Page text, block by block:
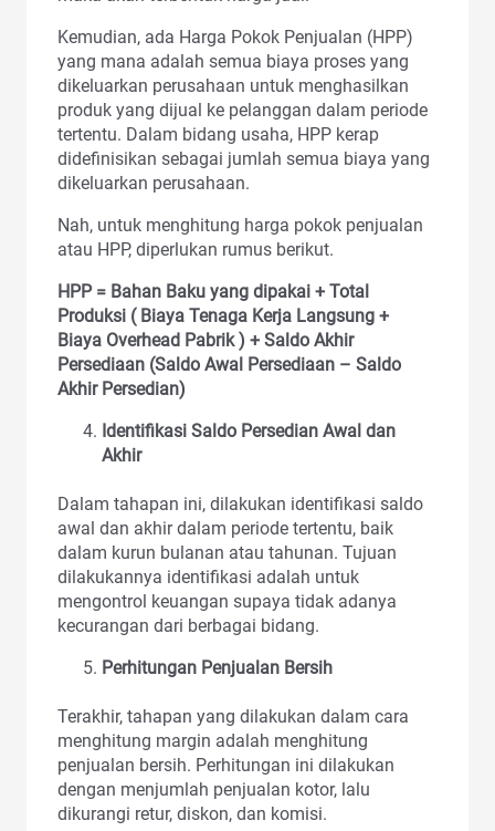
Kemudian, ada Harga Pokok Penjualan (HPP)
yang mana adalah semua biaya proses yang
dikeluarkan perusahaan untuk menghasilkan
produk yang dijual ke pelanggan dalam periode
tertentu. Dalam bidang usaha, HPP kerap
didefinisikan sebagai jumlah semua biaya yang
dikeluarkan perusahaan.
Nah, untuk menghitung harga pokok penjualan
atau HPP, diperlukan rumus berikut.
HPP = Bahan Baku yang dipakai + Total
Produksi ( Biaya Tenaga Kerja Langsung +
Biaya Overhead Pabrik ) + Saldo Akhir
Persediaan (Saldo Awal Persediaan – Saldo
Akhir Persedian)
Identifikasi Saldo Persedian Awal dan
Akhir
Dalam tahapan ini, dilakukan identifikasi saldo
awal dan akhir dalam periode tertentu, baik
dalam kurun bulanan atau tahunan. Tujuan
dilakukannya identifikasi adalah untuk
mengontrol keuangan supaya tidak adanya
kecurangan dari berbagai bidang.
Perhitungan Penjualan Bersih
Terakhir, tahapan yang dilakukan dalam cara
menghitung margin adalah menghitung
penjualan bersih. Perhitungan ini dilakukan
dengan menjumlah penjualan kotor, lalu
dikurangi retur, diskon, dan komisi.